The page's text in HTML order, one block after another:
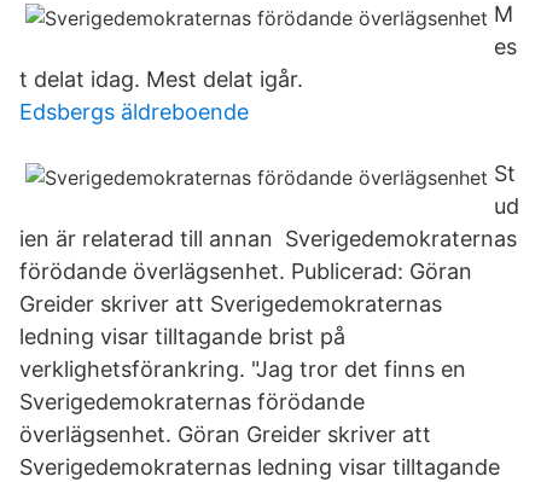
M
es
t delat idag. Mest delat igår.
Edsbergs äldreboende
St
ud
ien är relaterad till annan Sverigedemokraternas
förödande överlägsenhet. Publicerad: Göran
Greider skriver att Sverigedemokraternas
ledning visar tilltagande brist på
verklighetsförankring. "Jag tror det finns en
Sverigedemokraternas förödande
överlägsenhet. Göran Greider skriver att
Sverigedemokraternas ledning visar tilltagande